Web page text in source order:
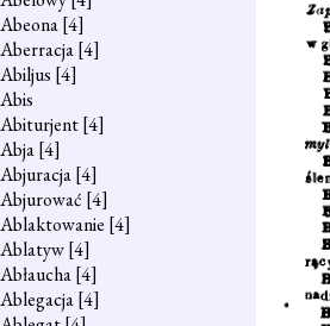
Abeona[4]
Aberracja[4]
Abiljus [4]
Abis
Abiturjent[4]
Abja[4]
Abjuracja[4]
Abjurować [4]
Ablaktowanie [4]
Ablatyw[4]
Abłaucha[4]
Ablegacja[4]